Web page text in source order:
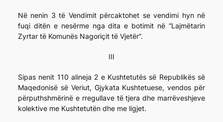
Në nenin 3 të Vendimit përcaktohet se vendimi hyn në
fuqi ditën e nesërme nga dita e botimit në “Lajmëtarin
Zyrtar të Komunës Nagoriçit të Vjetër”.
III
Sipas nenit 110 alineja 2 e Kushtetutës së Republikës së
Maqedonisë së Veriut, Gjykata Kushtetuese, vendos për
përputhshmërinë e rregullave të tjera dhe marrëveshjeve
kolektive me Kushtetutën dhe me ligjet.